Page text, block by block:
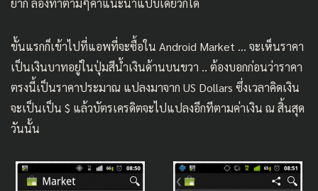
ยาก ลองทำตามๆคำแนะนำแป๊บเดียวก็ได้
ขั้นแรกก็เข้าไปที่แอพที่จะซื้อใน Android Market … จะเห็นราคา
เป็นเงินบาทอยู่ในปุ่มสีน้ำเงินด้านบนขวา .. ต้องบอกก่อนว่าราคา
ตรงนี้เป็นราคาประมาณ แปลงมาจาก US Dollars ซึ่งเวลาคิดเงิน
จะเป็นเป็น $ แล้วบัตรเครดิตจะไปแปลงอีกทีตามค่าเงิน ณ สิ้นสุด
วันนั้น